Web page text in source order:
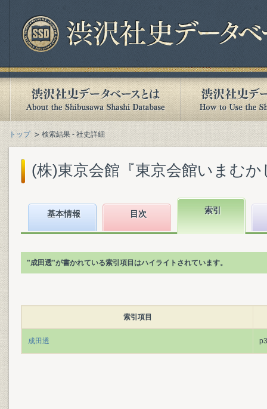
トップ 検索結果 - 社史詳細
(株)東京会館『東京会館いまむか
基本情報 目次 索引
"成田透"が書かれている索引項目はハイライトされています。
索引項目
成田透